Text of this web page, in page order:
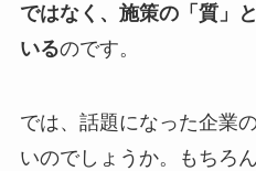
ではなく、施策の「質」
いるのです。
では、話題になった企業
いのでしょうか。もちろ